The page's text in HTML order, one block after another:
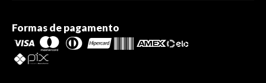
Formas de pagamento